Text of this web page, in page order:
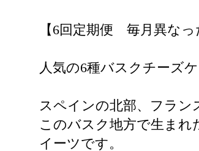
【6回定期便 毎月異なっ
人気の6種バスクチーズ
スペインの北部、フラン
このバスク地方で生ま
イーツです。